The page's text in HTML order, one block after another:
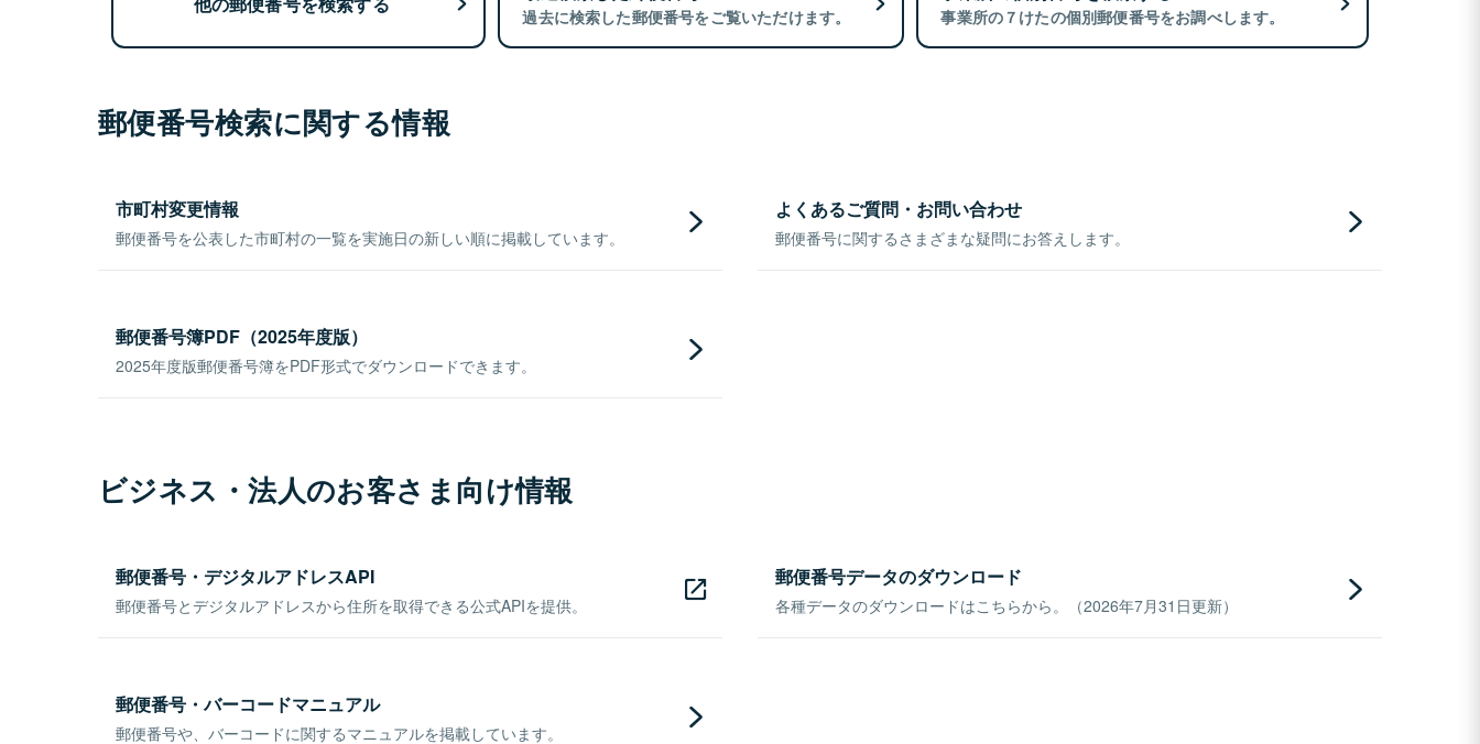
過去に検索した郵便番号をご覧いただけます。 事業所の７けたの個別郵便番号をお調べします。
郵便番号検索に関する情報
市町村変更情報
郵便番号を公表した市町村の一覧を実施日の新しい順に掲載しています。
よくあるご質問・お問い合わせ
郵便番号に関するさまざまな疑問にお答えします。
郵便番号簿PDF（2025年度版）
2025年度版郵便番号簿をPDF形式でダウンロードできます。
ビジネス・法人のお客さま向け情報
郵便番号・デジタルアドレスAPI
郵便番号とデジタルアドレスから住所を取得できる公式APIを提供。
郵便番号データのダウンロード
各種データのダウンロードはこちらから。（2026年7月31日更新）
郵便番号・バーコードマニュアル
郵便番号や、バーコードに関するマニュアルを掲載しています。